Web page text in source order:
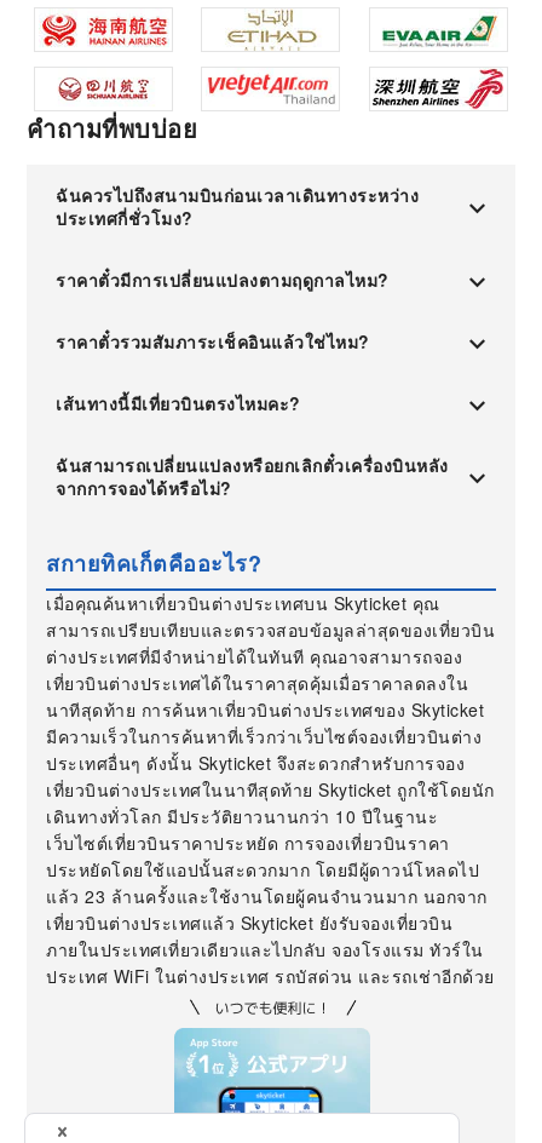
คำถามที่พบบ่อย
ฉันควรไปถึงสนามบินก่อนเวลาเดินทางระหว่าง
ประเทศกี่ชั่วโมง?
ราคาตั๋วมีการเปลี่ยนแปลงตามฤดูกาลไหม?
ราคาตั๋วรวมสัมภาระเช็คอินแล้วใช่ไหม?
เส้นทางนี้มีเที่ยวบินตรงไหมคะ?
ฉันสามารถเปลี่ยนแปลงหรือยกเลิกตั๋วเครื่องบินหลัง
จากการจองได้หรือไม่?
สกายทิคเก็ตคืออะไร?
เมื่อคุณค้นหาเที่ยวบินต่างประเทศบน Skyticket คุณ
สามารถเปรียบเทียบและตรวจสอบข้อมูลล่าสุดของเที่ยวบิน
ต่างประเทศที่มีจำหน่ายได้ในทันที คุณอาจสามารถจอง
เที่ยวบินต่างประเทศได้ในราคาสุดคุ้มเมื่อราคาลดลงใน
นาทีสุดท้าย การค้นหาเที่ยวบินต่างประเทศของ Skyticket
มีความเร็วในการค้นหาที่เร็วกว่าเว็บไซต์จองเที่ยวบินต่าง
ประเทศอื่นๆ ดังนั้น Skyticket จึงสะดวกสำหรับการจอง
เที่ยวบินต่างประเทศในนาทีสุดท้าย Skyticket ถูกใช้โดยนัก
เดินทางทั่วโลก มีประวัติยาวนานกว่า 10 ปีในฐานะ
เว็บไซต์เที่ยวบินราคาประหยัด การจองเที่ยวบินราคา
ประหยัดโดยใช้แอปนั้นสะดวกมาก โดยมีผู้ดาวน์โหลดไป
แล้ว 23 ล้านครั้งและใช้งานโดยผู้คนจำนวนมาก นอกจาก
เที่ยวบินต่างประเทศแล้ว Skyticket ยังรับจองเที่ยวบิน
ภายในประเทศเที่ยวเดียวและไปกลับ จองโรงแรม ทัวร์ใน
ประเทศ WiFi ในต่างประเทศ รถบัสด่วน และรถเช่าอีกด้วย